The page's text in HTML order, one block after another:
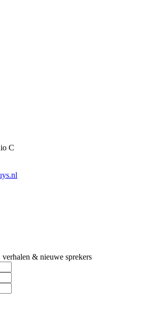
C
& nieuwe sprekers